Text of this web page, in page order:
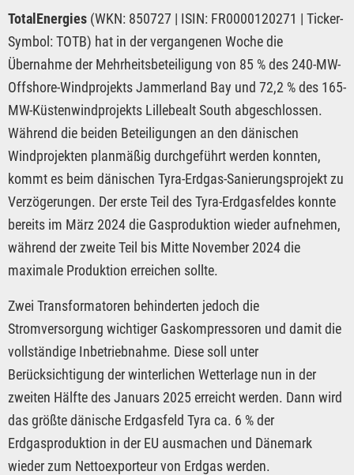
TotalEnergies (WKN: 850727 | ISIN: FR0000120271 | Ticker-
Symbol: TOTB) hat in der vergangenen Woche die
Übernahme der Mehrheitsbeteiligung von 85 % des 240-MW-
Offshore-Windprojekts Jammerland Bay und 72,2 % des 165-
MW-Küstenwindprojekts Lillebealt South abgeschlossen.
Während die beiden Beteiligungen an den dänischen
Windprojekten planmäßig durchgeführt werden konnten,
kommt es beim dänischen Tyra-Erdgas-Sanierungsprojekt zu
Verzögerungen. Der erste Teil des Tyra-Erdgasfeldes konnte
bereits im März 2024 die Gasproduktion wieder aufnehmen,
während der zweite Teil bis Mitte November 2024 die
maximale Produktion erreichen sollte.
Zwei Transformatoren behinderten jedoch die
Stromversorgung wichtiger Gaskompressoren und damit die
vollständige Inbetriebnahme. Diese soll unter
Berücksichtigung der winterlichen Wetterlage nun in der
zweiten Hälfte des Januars 2025 erreicht werden. Dann wird
das größte dänische Erdgasfeld Tyra ca. 6 % der
Erdgasproduktion in der EU ausmachen und Dänemark
wieder zum Nettoexporteur von Erdgas werden.